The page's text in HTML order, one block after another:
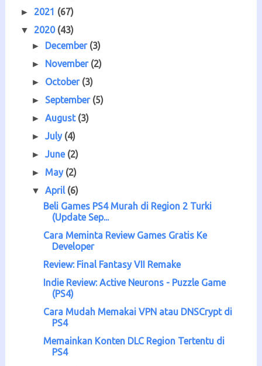
► 2021 (67)
▼ 2020 (43)
► December (3)
► November (2)
► October (3)
►September (5)
►August (3)
►July (4)
►June (2)
► May (2)
▼April (6)
Beli Games PS4 Murah di Region 2 Turki
(Update Sep...
Cara Meminta Review Games Gratis Ke
Developer
Review: Final Fantasy VII Remake
Indie Review: Active Neurons - Puzzle Game
(PS4)
Cara Mudah Memakai VPN atau DNSCrypt di
PS4
Memainkan Konten DLC Region Tertentu di
PS4